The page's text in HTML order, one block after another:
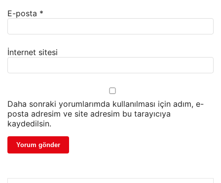
E-posta *
İnternet sitesi
Daha sonraki yorumlarımda kullanılması için adım, e-
posta adresim ve site adresim bu tarayıcıya
kaydedilsin.